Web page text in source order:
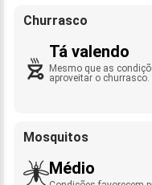
Churrasco
Tá valendo
Mesmo que as
aproveitar o churrasco.
Mosquitos
Médio